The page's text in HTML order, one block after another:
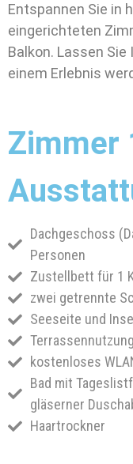
Entspannen Sie in
eingerichteten
Balkon. Lassen Sie
einem Erlebnis
Zimmer
Dachgeschoss
Personen
Zustellbett für 1
zwei getrennte
Seeseite und
Terrassennutzung
kostenloses
Bad mit
gläserner
Haartrockner